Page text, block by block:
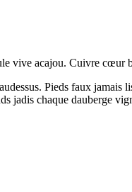
vive acajou. Cuivre cœur
Pieds faux
jadis chaque dauberge